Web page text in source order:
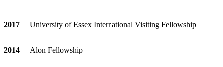
2017 University of Essex International Visiting Fellowship
2014 Alon Fellowship